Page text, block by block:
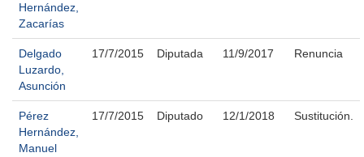
Hernández,
Zacarías
Delgado
Luzardo,
Asunción
17/7/2015 Diputada 11/9/2017 Renuncia
Pérez
Hernández,
Manuel
17/7/2015 Diputado 12/1/2018 Sustitución.